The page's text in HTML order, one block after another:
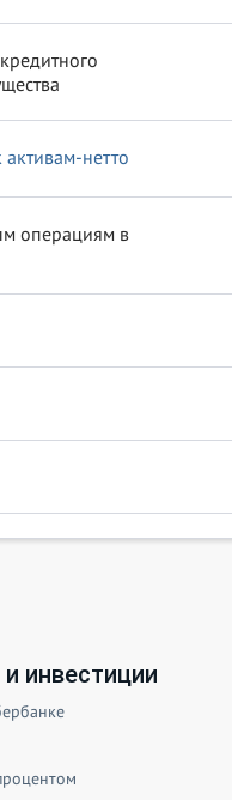
нетто
операциям в
инвестиции